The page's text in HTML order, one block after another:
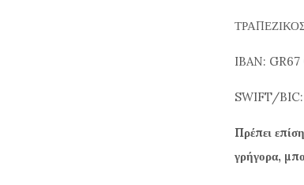
IBAN:
SWIFT/
Πρέπει
γρήγορα,